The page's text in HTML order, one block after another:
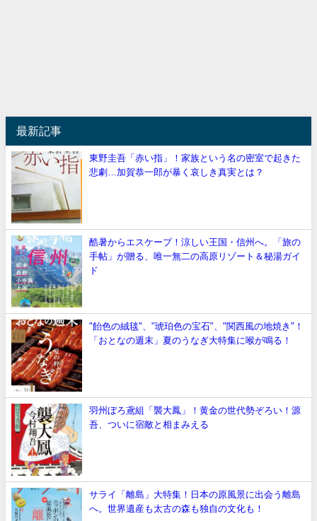
最新記事
東野圭吾「赤い指」！家族という名の密室で起きた
悲劇…加賀恭一郎が暴く哀しき真実とは？
酷暑からエスケープ！涼しい王国・信州へ。「旅の
手帖」が贈る、唯一無二の高原リゾート＆秘湯ガイ
ド
"飴色の絨毯"、"琥珀色の宝石"、"関西風の地焼き"！
「おとなの週末」夏のうなぎ大特集に喉が鳴る！
羽州ぼろ鳶組「襲大鳳」！黄金の世代勢ぞろい！源
吾、ついに宿敵と相まみえる
サライ「離島」大特集！日本の原風景に出会う離島
へ。世界遺産も太古の森も独自の文化も！